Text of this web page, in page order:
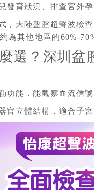
發育狀況、排查宮外孕
，大陸盤腔超聲波檢
為其他地區的60%-
選？深圳盆
功能，能觀察血流信
官立體結構，適合子